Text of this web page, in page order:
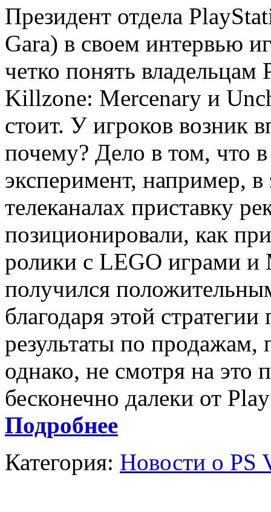
Президент отдела
Gara) в своем интервью
четко понять
Killzone: Mercenary и
стоит. У игроков возник
почему? Дело в том, что
эксперимент, например,
телеканалах приставку
позиционировали, как
ролики с LEGO играми и
получился
благодаря этой
результаты по
однако, не смотря на это
бесконечно далеки от
Подробнее
Категория: Новости о PS